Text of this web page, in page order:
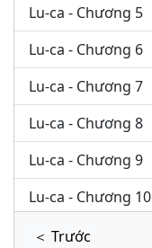
Lu-ca - Chương 5
Lu-ca - Chương 6
Lu-ca - Chương 7
Lu-ca - Chương 8
Lu-ca - Chương 9
Lu-ca - Chương 10
Lu-ca - Chương 11
＜ Trước